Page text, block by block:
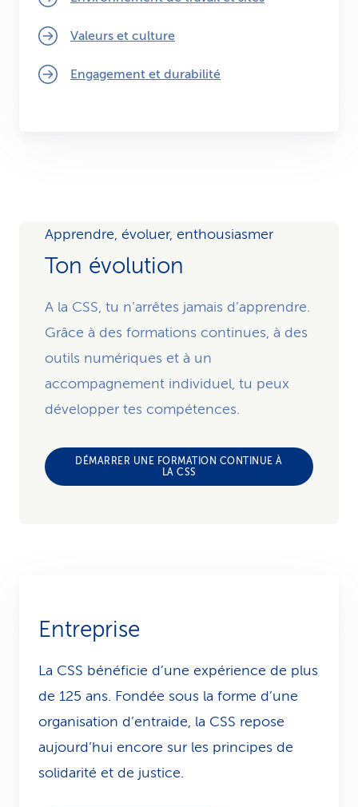
Valeurs et culture
Engagement et durabilité
Apprendre, évoluer, enthousiasmer
Ton évolution
A la CSS, tu n’arrêtes jamais d’apprendre.
Grâce à des formations continues, à des
outils numériques et à un
accompagnement individuel, tu peux
développer tes compétences.
DÉMARRER UNE FORMATION CONTINUE À
LA CSS
Entreprise
La CSS bénéficie d’une expérience de plus
de 125 ans. Fondée sous la forme d’une
organisation d’entraide, la CSS repose
aujourd’hui encore sur les principes de
solidarité et de justice.